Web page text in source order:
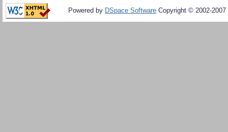
Powered by DSpace Software Copyright © 2002-2007